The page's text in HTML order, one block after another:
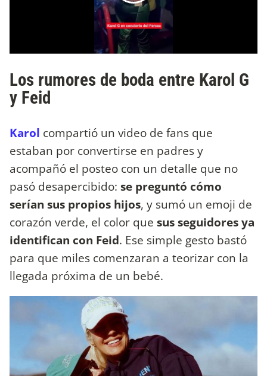
Los rumores de boda entre Karol G
y Feid
Karol compartió un video de fans que
estaban por convertirse en padres y
acompañó el posteo con un detalle que no
pasó desapercibido: se preguntó cómo
serían sus propios hijos, y sumó un emoji de
corazón verde, el color que sus seguidores ya
identifican con Feid. Ese simple gesto bastó
para que miles comenzaran a teorizar con la
llegada próxima de un bebé.